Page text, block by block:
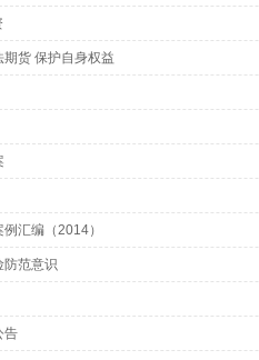
期货 保护自身权益
汇编（2014）
防范意识
告